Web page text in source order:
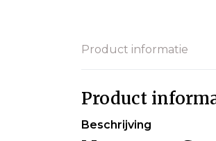
Product informatie
Product
Beschrijving